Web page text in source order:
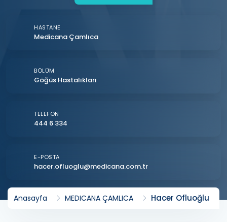
HASTANE
Medicana Çamlıca
BÖLÜM
Göğüs Hastalıkları
TELEFON
444 6 334
E-POSTA
hacer.ofluoglu@medicana.com.tr
Anasayfa MEDICANA ÇAMLICA Hacer Ofluoğlu